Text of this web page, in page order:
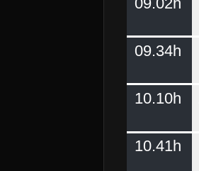
09.34h
10.10h
10.41h